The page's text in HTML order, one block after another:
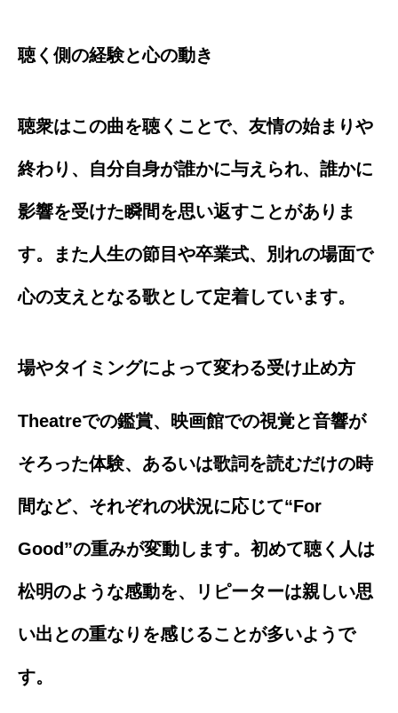
聴く側の経験と心の動き
聴衆はこの曲を聴くことで、友情の始まりや
終わり、自分自身が誰かに与えられ、誰かに
影響を受けた瞬間を思い返すことがありま
す。また人生の節目や卒業式、別れの場面で
心の支えとなる歌として定着しています。
場やタイミングによって変わる受け止め方
Theatreでの鑑賞、映画館での視覚と音響が
そろった体験、あるいは歌詞を読むだけの時
間など、それぞれの状況に応じて“For
Good”の重みが変動します。初めて聴く人は
松明のような感動を、リピーターは親しい思
い出との重なりを感じることが多いようで
す。